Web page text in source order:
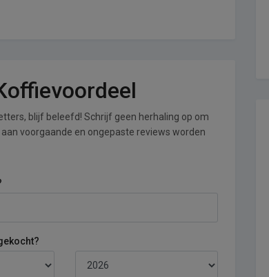
blijf beleefd! Schrijf geen herhaling op om
voorgaande en ongepaste reviews worden